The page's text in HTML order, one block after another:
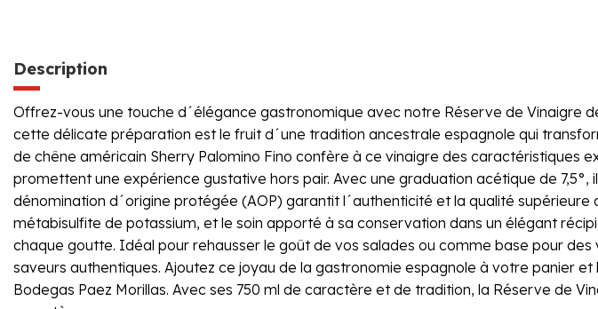
Description
Offrez-vous une touche d´élégance gastronomique avec notre Réserve de Vinaigre
cette délicate préparation est le fruit d´une tradition ancestrale espagnole qui
de chêne américain Sherry Palomino Fino confère à ce vinaigre des caractéristiques
promettent une expérience gustative hors pair. Avec une graduation acétique de
dénomination d´origine protégée (AOP) garantit l´authenticité et la qualité
métabisulfite de potassium, et le soin apporté à sa conservation dans un élégant
chaque goutte. Idéal pour rehausser le goût de vos salades ou comme base pour
saveurs authentiques. Ajoutez ce joyau de la gastronomie espagnole à votre panier
Bodegas Paez Morillas. Avec ses 750 ml de caractère et de tradition, la Réserve de